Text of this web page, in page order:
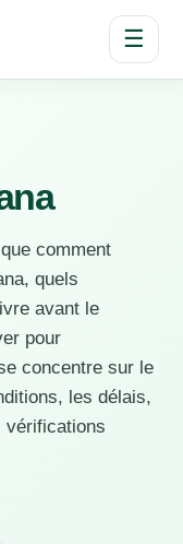
☰
comment
quels
avant le
pour
concentre sur le
les délais,
vérifications